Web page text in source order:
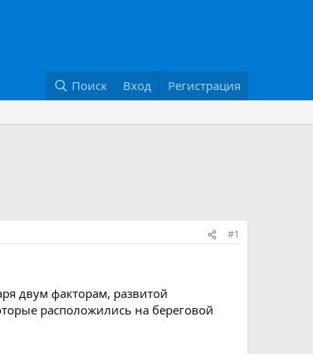
Поиск Вход Регистрация
#1
двум факторам, развитой
расположились на береговой